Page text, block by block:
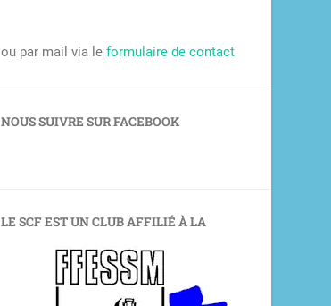
ou par mail via leformulaire de contact
NOUS SUIVRE SUR FACEBOOK
LE SCF EST UN CLUB AFFILIÉ À LA